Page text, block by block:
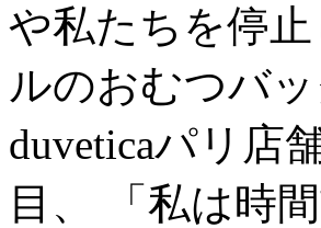
や私たちを停
ルのおむつバ
duveticaパリ店
目、 「私は時